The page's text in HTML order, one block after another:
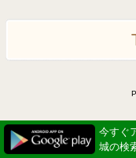
今すぐ
城の検